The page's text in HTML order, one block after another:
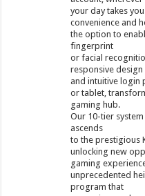
your day takes
convenience and
the option to
fingerprint
or facial
responsive
and intuitive login
or tablet,
gaming hub.
Our 10-tier
ascends
to the prestigious
unlocking new
gaming
unprecedented
program that